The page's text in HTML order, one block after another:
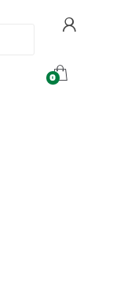
0